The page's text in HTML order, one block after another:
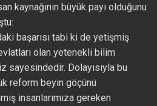
kaynağının büyük payı olduğunu
başarısı tabi ki de yetişmiş
olan yetenekli bilim
sayesindedir. Dolayısıyla bu
reform beyin göçünü
insanlarımıza gereken